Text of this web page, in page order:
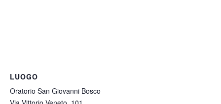
LUOGO
Oratorio San Giovanni Bosco